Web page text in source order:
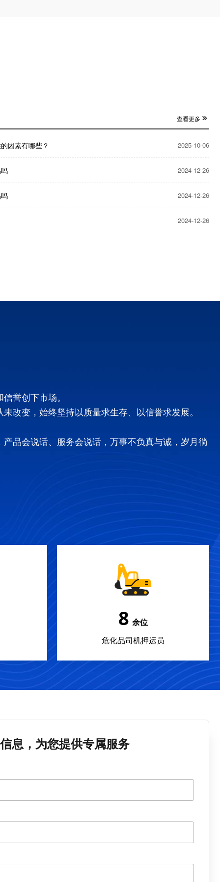
查看更多
因素有哪些？ 2025-10-06
2024-12-26
2024-12-26
2024-12-26
誉创下市场。
改变，始终坚持以质量求生存、以信誉求发展。
品会说话、服务会说话，万事不负真与诚，岁月徜
12 余位
危化品司机押运员
息，为您提供专属服务